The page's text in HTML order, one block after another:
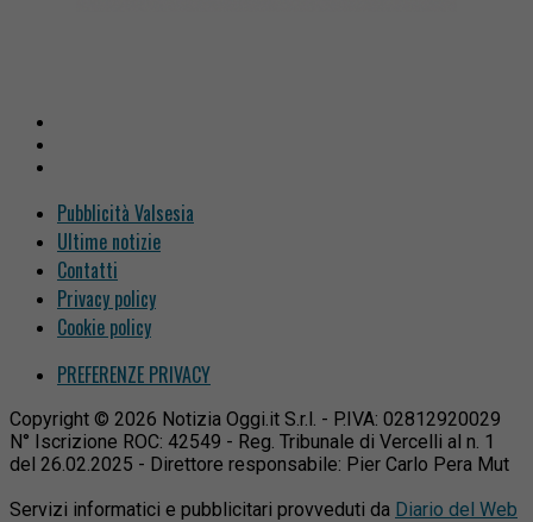
Pubblicità Valsesia
Ultime notizie
Contatti
Privacy policy
Cookie policy
PREFERENZE PRIVACY
Copyright © 2026 Notizia Oggi.it S.r.l. - P.IVA: 02812920029
N° Iscrizione ROC: 42549 - Reg. Tribunale di Vercelli al n. 1
del 26.02.2025 - Direttore responsabile: Pier Carlo Pera Mut
Servizi informatici e pubblicitari provveduti da Diario del Web